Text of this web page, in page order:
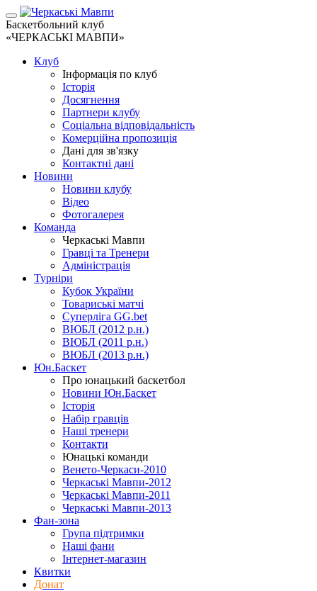
Баскетбольний клуб
«ЧЕРКАСЬКІ МАВПИ»
Клуб
Інформація по клуб
Історія
Досягнення
Партнери клубу
Соціальна відповідальність
Комерційна пропозиція
Дані для зв'язку
Контактні дані
Новини
Новини клубу
Відео
Фотогалерея
Команда
Черкаські Мавпи
Гравці та Тренери
Адміністрація
Турніри
Кубок України
Товариські матчі
Суперліга GG.bet
ВЮБЛ (2012 р.н.)
ВЮБЛ (2011 р.н.)
ВЮБЛ (2013 р.н.)
Юн.Баскет
Про юнацький баскетбол
Новини Юн.Баскет
Історія
Набір гравців
Наші тренери
Контакти
Юнацькі команди
Венето-Черкаси-2010
Черкаські Мавпи-2012
Черкаські Мавпи-2011
Черкаські Мавпи-2013
Фан-зона
Група підтримки
Наші фани
Інтернет-магазин
Квитки
Донат